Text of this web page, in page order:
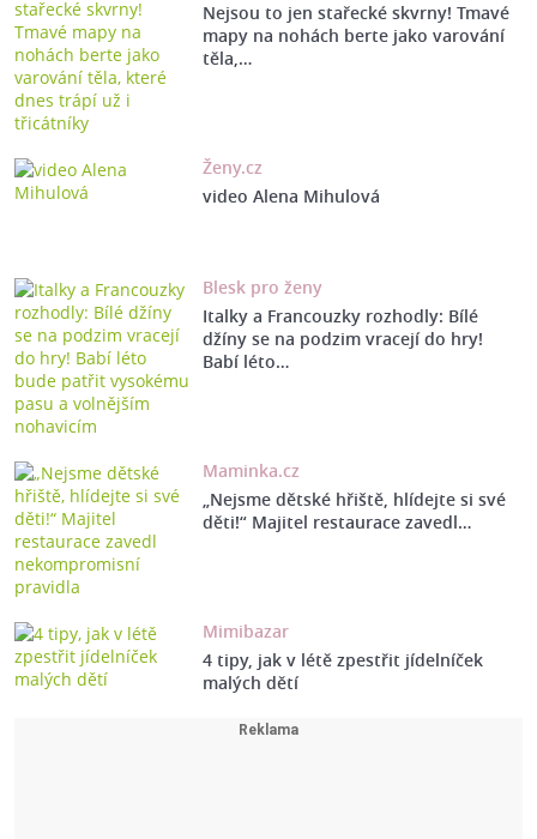
Nejsou to jen stařecké skvrny! Tmavé
mapy na nohách berte jako varování
těla,…
Ženy.cz
video Alena Mihulová
Blesk pro ženy
Italky a Francouzky rozhodly: Bílé
džíny se na podzim vracejí do hry!
Babí léto…
Maminka.cz
„Nejsme dětské hřiště, hlídejte si své
děti!“ Majitel restaurace zavedl…
Mimibazar
4 tipy, jak v létě zpestřit jídelníček
malých dětí